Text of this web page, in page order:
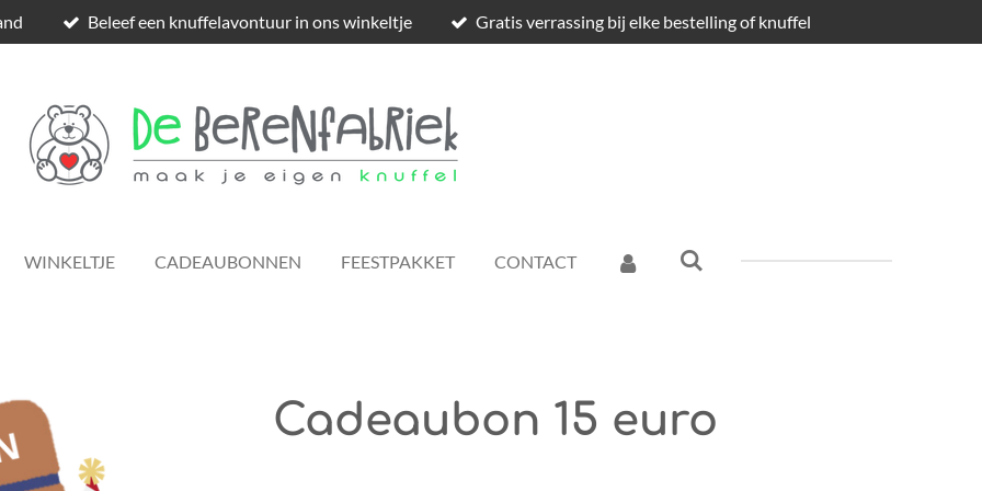
Beleef een knuffelavontuur in ons winkeltje Gratis verrassing bij elke bestelling of knuffel
WINKELTJE CADEAUBONNEN FEESTPAKKET CONTACT
Cadeaubon 15 euro